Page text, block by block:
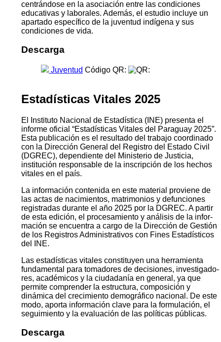
centrándose en la asociación entre las condiciones
educativas y laborales. Además, el estudio incluye un
apartado específico de la juventud indígena y sus
condiciones de vida.
Descarga
Juventud Código QR:
Estadísticas Vitales 2025
El Instituto Nacional de Estadística (INE) presenta el
informe oficial “Estadísticas Vitales del Paraguay 2025”.
Esta publicación es el resultado del trabajo coordinado
con la Dirección General del Registro del Estado Civil
(DGREC), dependiente del Ministerio de Justicia,
institución responsable de la inscripción de los hechos
vitales en el país.
La información contenida en este material proviene de
las actas de nacimientos, matrimonios y defunciones
registradas durante el año 2025 por la DGREC. A partir
de esta edición, el procesamiento y análisis de la infor­
mación se encuentra a cargo de la Dirección de Gestión
de los Registros Administrativos con Fines Estadísticos
del INE.
Las estadísticas vitales constituyen una herramienta
fundamental para tomadores de decisiones, investigado­
res, académicos y la ciudadanía en general, ya que
permite comprender la estructura, composición y
dinámica del crecimiento demográfico nacional. De este
modo, aporta información clave para la formulación, el
segui­miento y la evaluación de las políticas públicas.
Descarga